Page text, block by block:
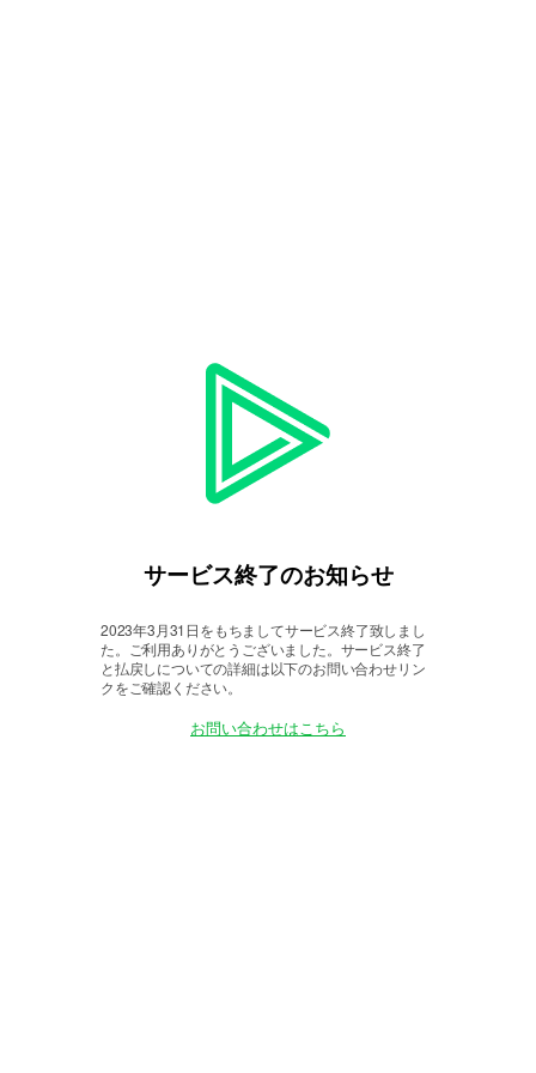
サービス終了のお知らせ
2023年3月31日をもちましてサービス終了致しまし
た。
ご利用ありがとうございました。サービス終了
と払戻しについての詳細は以下のお問い合わせリン
クをご確認ください。
お問い合わせはこちら